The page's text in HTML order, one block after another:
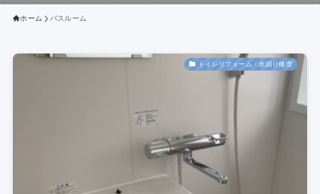
ホーム バスルーム
トイレリフォーム・水回り修理